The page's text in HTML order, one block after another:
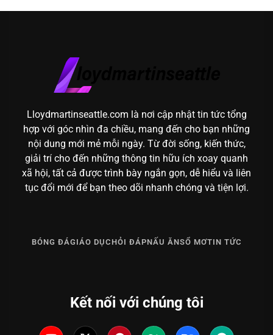
Lloydmartinseattle.com là nơi cập nhật tin tức tổng
hợp với góc nhìn đa chiều, mang đến cho bạn những
nội dung mới mẻ mỗi ngày. Từ đời sống, kiến thức,
giải trí cho đến những thông tin hữu ích xoay quanh
xã hội, tất cả được trình bày ngắn gọn, dễ hiểu và liên
tục đổi mới để bạn theo dõi nhanh chóng và tiện lợi.
BÓNG ĐÁGIÁO DỤC HỎI ĐÁPNẤU ĂNSỔ MƠTIN TỨC
Kết nối với chúng tôi